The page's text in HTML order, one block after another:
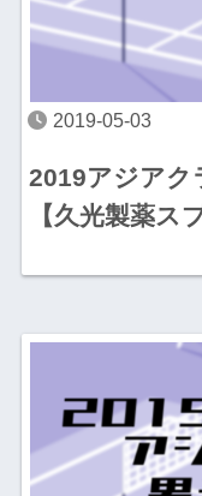
2019-05-03
2019アジアク
【久光製薬ス